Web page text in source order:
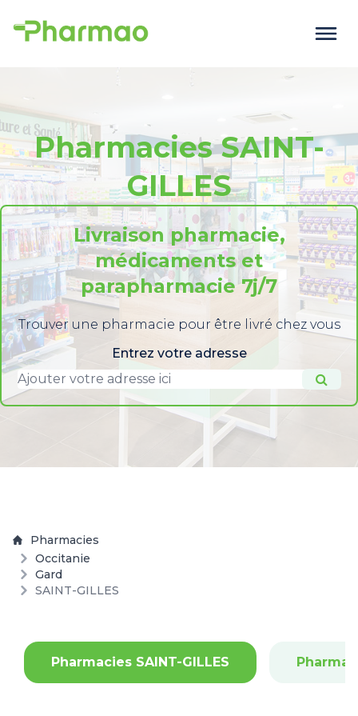
Pharmacies SAINT-
GILLES
Livraison pharmacie,
médicaments et
parapharmacie 7j/7
Trouver une pharmacie pour être livré chez vous
Entrez votre adresse
Pharmacies
Occitanie
Gard
SAINT-GILLES
Pharmacies SAINT-GILLES